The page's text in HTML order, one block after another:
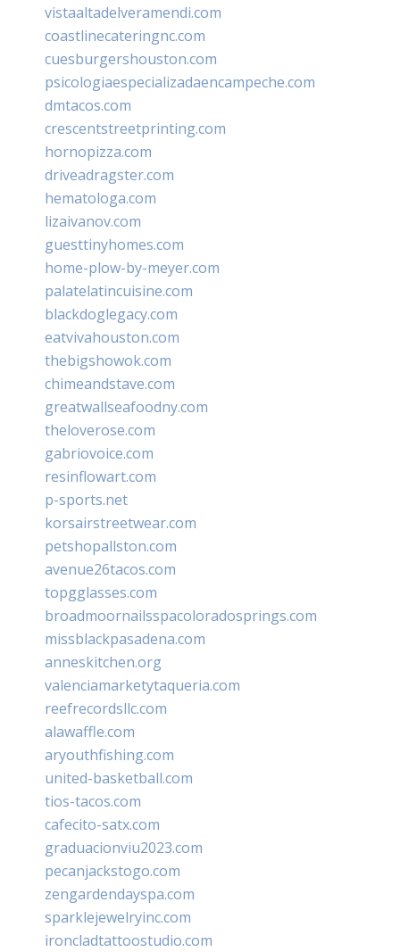
vistaaltadelveramendi.com
coastlinecateringnc.com
cuesburgershouston.com
psicologiaespecializadaencampeche.com
dmtacos.com
crescentstreetprinting.com
hornopizza.com
driveadragster.com
hematologa.com
lizaivanov.com
guesttinyhomes.com
home-plow-by-meyer.com
palatelatincuisine.com
blackdoglegacy.com
eatvivahouston.com
thebigshowok.com
chimeandstave.com
greatwallseafoodny.com
theloverose.com
gabriovoice.com
resinflowart.com
p-sports.net
korsairstreetwear.com
petshopallston.com
avenue26tacos.com
topgglasses.com
broadmoornailsspacoloradosprings.com
missblackpasadena.com
anneskitchen.org
valenciamarketytaqueria.com
reefrecordsllc.com
alawaffle.com
aryouthfishing.com
united-basketball.com
tios-tacos.com
cafecito-satx.com
graduacionviu2023.com
pecanjackstogo.com
zengardendayspa.com
sparklejewelryinc.com
ironcladtattoostudio.com